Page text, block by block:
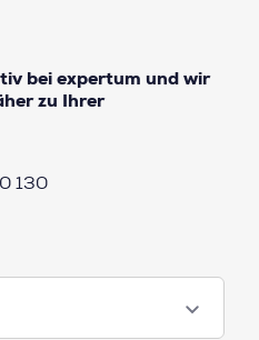
bei expertum und wir
zu Ihrer
130